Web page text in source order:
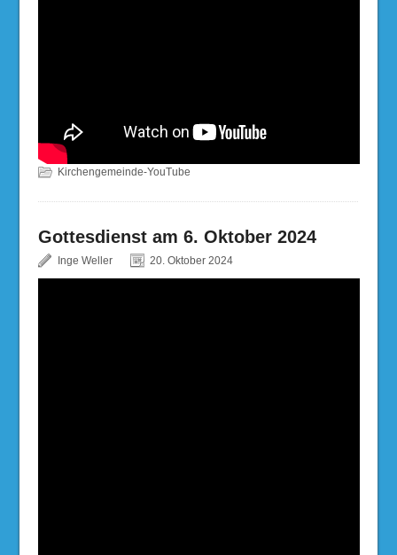
Kirchengemeinde-YouTube
Gottesdienst am 6. Oktober 2024
Inge Weller 20. Oktober 2024